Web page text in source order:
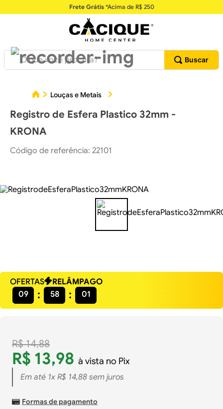
Frete Grátis*Acima de R$ 250
O que você procura?
Louças e Metais
Registro de Esfera Plastico 32mm -
KRONA
Código de referência: 22101
OFERTAS
RELÂMPAGO
09
58 01
R$ 14,88
R$ 13,98 à vista no Pix
Em até 1x R$ 14,88sem juros
Formas de pagamento